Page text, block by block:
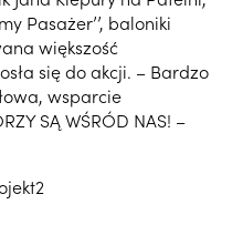
Pasażer’’, baloniki
większość
się do akcji. – Bardzo
wsparcie
SĄ WŚRÓD NAS! –